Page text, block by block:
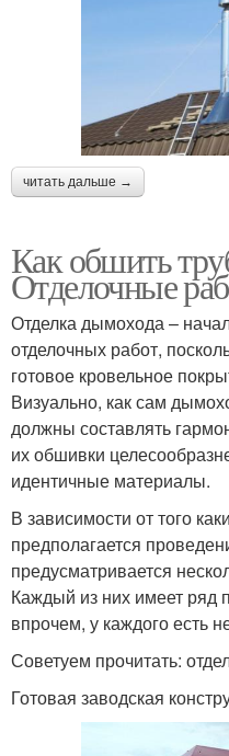
читать дальше →
Как обшить
Отделочные
Отделка дымохода –
отделочных работ,
готовое кровельное
Визуально, как сам
должны составлять
их обшивки
идентичные материалы.
В зависимости от того
предполагается
предусматривается
Каждый из них имеет ряд
впрочем, у каждого есть
Советуем прочитать:
Готовая заводская